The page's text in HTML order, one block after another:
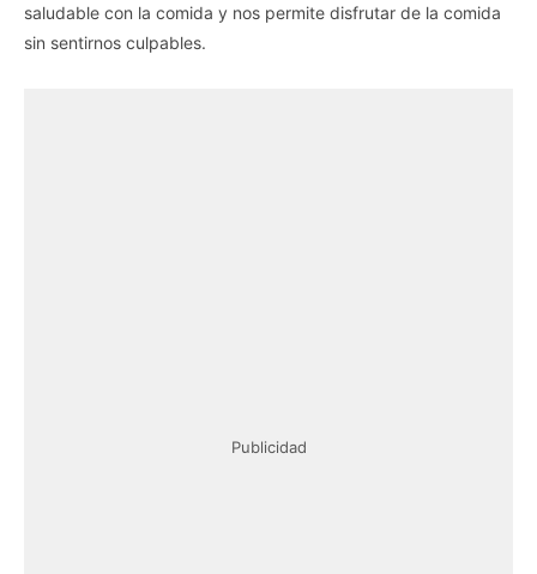
saludable con la comida y nos permite disfrutar de la comida
sin sentirnos culpables.
Publicidad